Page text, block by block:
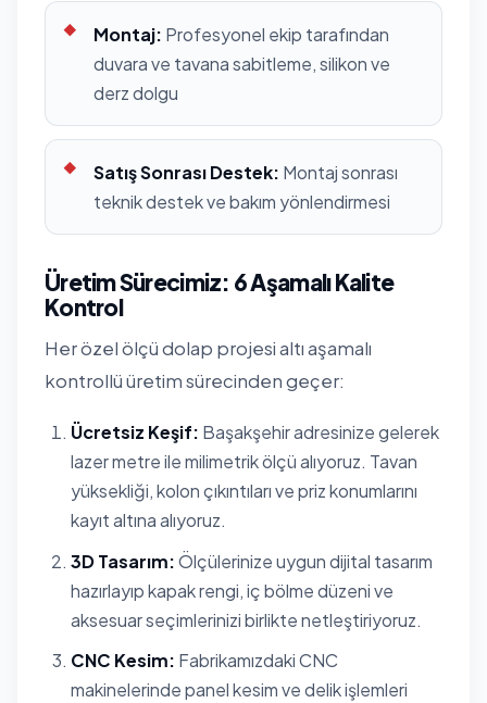
Montaj: Profesyonel ekip tarafından
duvara ve tavana sabitleme, silikon ve
derz dolgu
Satış Sonrası Destek: Montaj sonrası
teknik destek ve bakım yönlendirmesi
Üretim Sürecimiz: 6 Aşamalı Kalite
Kontrol
Her özel ölçü dolap projesi altı aşamalı
kontrollü üretim sürecinden geçer:
Ücretsiz Keşif: Başakşehir adresinize gelerek
lazer metre ile milimetrik ölçü alıyoruz. Tavan
yüksekliği, kolon çıkıntıları ve priz konumlarını
kayıt altına alıyoruz.
3D Tasarım:Ölçülerinize uygun dijital tasarım
hazırlayıp kapak rengi, iç bölme düzeni ve
aksesuar seçimlerinizi birlikte netleştiriyoruz.
CNC Kesim: Fabrikamızdaki CNC
makinelerinde panel kesim ve delik işlemleri